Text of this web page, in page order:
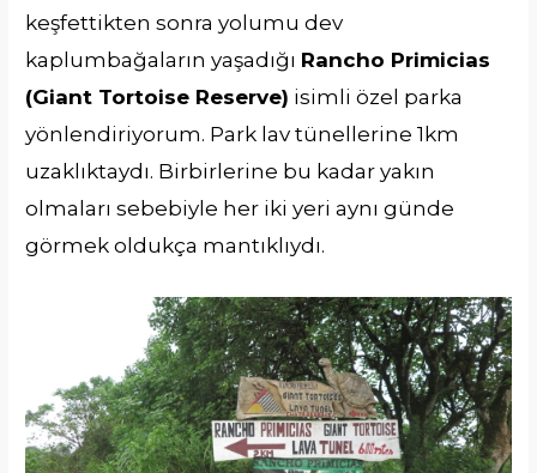
keşfettikten sonra yolumu dev
kaplumbağaların yaşadığı Rancho Primicias
(Giant Tortoise Reserve) isimli özel parka
yönlendiriyorum. Park lav tünellerine 1km
uzaklıktaydı. Birbirlerine bu kadar yakın
olmaları sebebiyle her iki yeri aynı günde
görmek oldukça mantıklıydı.